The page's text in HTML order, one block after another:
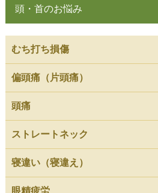
頭・首のお悩み
むち打ち損傷
偏頭痛（片頭痛）
頭痛
ストレートネック
寝違い（寝違え）
眼精疲労